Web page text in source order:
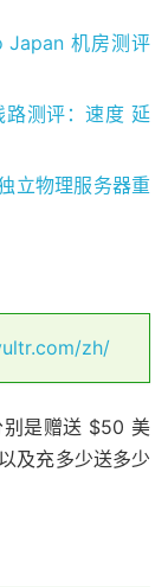
Japan 机房测评
测评：速度 延
立物理服务器重
zh/
是赠送 $50 美
及充多少送多少